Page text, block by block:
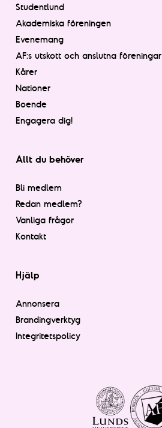
Studentlund
Akademiska föreningen
Evenemang
AF:s utskott och anslutna föreningar
Kårer
Nationer
Boende
Engagera dig!
Allt du behöver
Bli medlem
Redan medlem?
Vanliga frågor
Kontakt
Hjälp
Annonsera
Brandingverktyg
Integritetspolicy